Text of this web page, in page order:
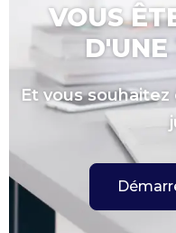
VOUS
Et vous